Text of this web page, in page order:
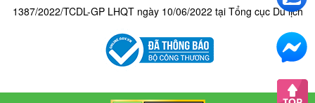
1387/2022/TCDL-GP LHQT ngày 10/06/2022 tại Tổng cục Du lịch